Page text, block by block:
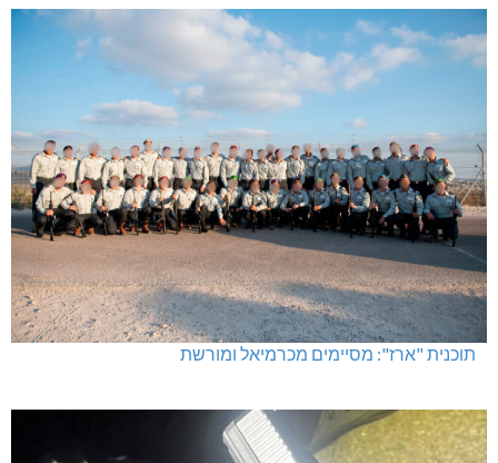
תוכנית "ארז": מסיימים מכרמיאל ומורשת